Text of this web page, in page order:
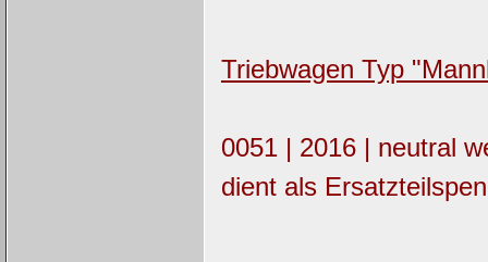
Triebwagen Typ
0051 | 2016 | neutral
dient als